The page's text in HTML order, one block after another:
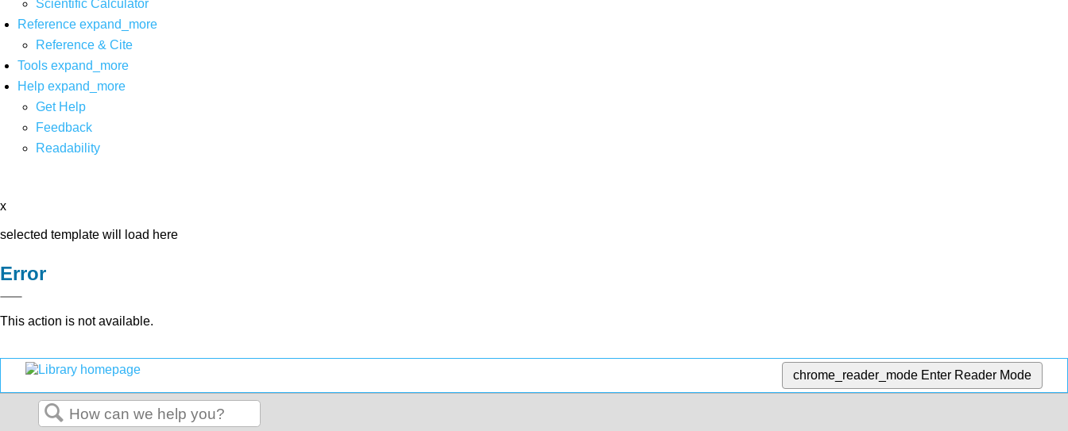
Scientific Calculator
Reference expand_more
Reference & Cite
Tools expand_more
Help expand_more
Get Help
Feedback
Readability
x
selected template will load here
Error
This action is not available.
chrome_reader_mode Enter Reader Mode